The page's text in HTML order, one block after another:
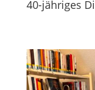
40-jähriges